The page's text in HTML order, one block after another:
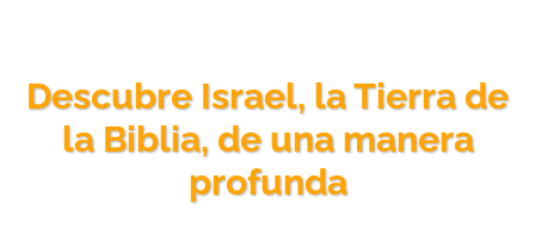
Descubre Israel, la Tierra de
la Biblia, de una manera
profunda